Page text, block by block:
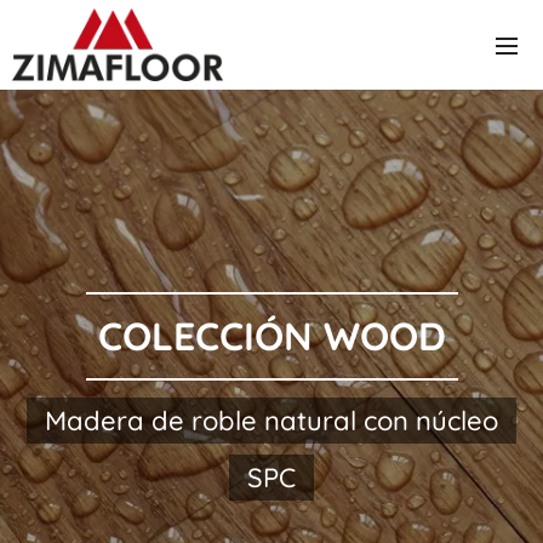
COLECCIÓN WOOD
Madera de roble natural con núcleo
SPC